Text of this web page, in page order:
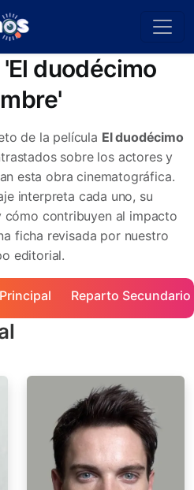
duodécimo
de la película El duodécimo
sobre los actores y
esta obra cinematográfica.
interpreta cada uno, su
contribuyen al impacto
ficha revisada por nuestro
editorial.
Reparto Secundario